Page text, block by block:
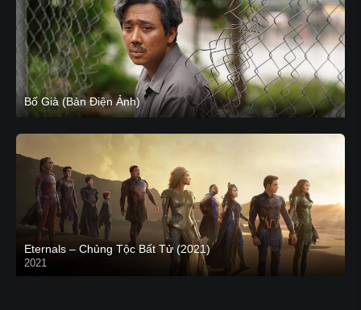
Bố Già (Bản Điện Ảnh)
Eternals – Chủng Tộc Bất Tử (2021)
2021
Trailer